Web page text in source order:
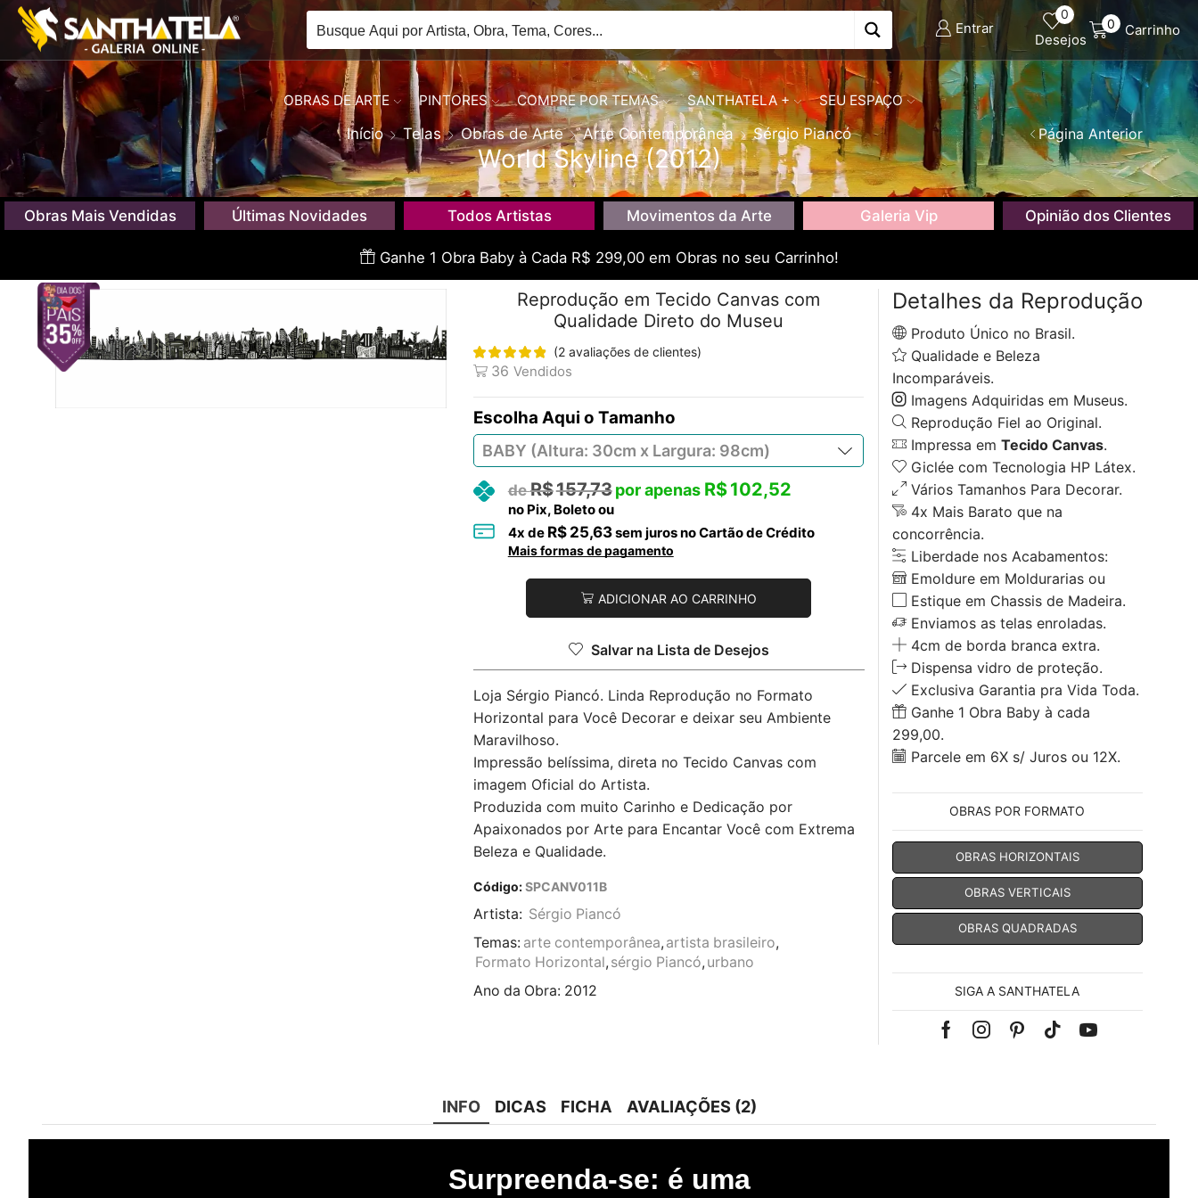
Entrar
0
Desejos
0 Carrinho
OBRAS DE ARTE PINTORES COMPRE POR TEMAS SANTHATELA + SEU ESPAÇO
Início Telas Obras de Arte Arte Contemporânea Sérgio Piancó
World Skyline (2012)
Página Anterior
Obras Mais Vendidas Últimas Novidades Todos Artistas Movimentos da Arte Galeria Vip Opinião dos Clientes
Ganhe 1 Obra Baby à Cada R$ 299,00 em Obras no seu Carrinho!
Reprodução em Tecido Canvas com
Qualidade Direto do Museu
(2avaliações de clientes)
36 Vendidos
Tamanho
R$157,73 R$102,52
no Pix, Boleto ou
4x de R$ 25,63sem juros no Cartão de Crédito
Mais formas de pagamento
ADICIONAR AO CARRINHO
Salvar na Lista de Desejos
Loja Sérgio Piancó. Linda Reprodução no Formato
Horizontal para Você Decorar e deixar seu Ambiente
Maravilhoso.
Impressão belíssima, direta no Tecido Canvas com
imagem Oficial do Artista.
Produzida com muito Carinho e Dedicação por
Apaixonados por Arte para Encantar Você com Extrema
Beleza e Qualidade.
Código:SPCANV011B
Artista: Sérgio Piancó
Temas: arte contemporânea, artista brasileiro,
Formato Horizontal, sérgio Piancó, urbano
Ano da Obra: 2012
Detalhes da Reprodução
Produto Único no Brasil.
Qualidade e Beleza
Incomparáveis.
Imagens Adquiridas em Museus.
Reprodução Fiel ao Original.
Impressa em Tecido Canvas.
Giclée com Tecnologia HP Látex.
Vários Tamanhos Para Decorar.
4x Mais Barato que na
concorrência.
Liberdade nos Acabamentos:
Emoldure em Moldurarias ou
Estique em Chassis de Madeira.
Enviamos as telas enroladas.
4cm de borda branca extra.
Dispensa vidro de proteção.
Exclusiva Garantia pra Vida Toda.
Ganhe 1 Obra Baby à cada
299,00.
Parcele em 6X s/ Juros ou 12X.
OBRAS POR FORMATO
OBRAS HORIZONTAIS
OBRAS VERTICAIS
OBRAS QUADRADAS
SIGA A SANTHATELA
FacebookInstagramPinterest
Tik-Youtube
INFO DICAS FICHA AVALIAÇÕES (2)
Surpreenda-se: é uma